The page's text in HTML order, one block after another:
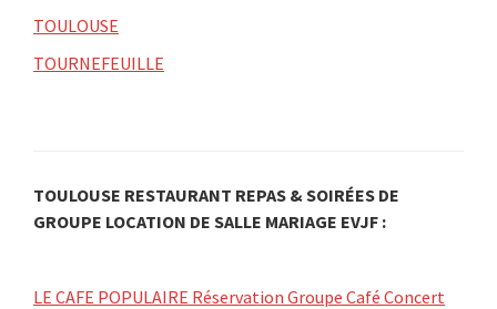
TOULOUSE
TOURNEFEUILLE
TOULOUSE RESTAURANT REPAS & SOIRÉES DE
GROUPE LOCATION DE SALLE MARIAGE EVJF :
LE CAFE POPULAIRE Réservation Groupe Café Concert